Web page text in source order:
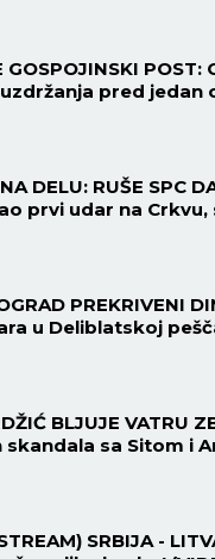
GOSPOJINSKI
pred jedan
DELU: RUŠE SPC
prvi udar na
PREKRIVENI
u Deliblatskoj
BLJUJE VATRU
skandala sa Sitom i
SRBIJA -